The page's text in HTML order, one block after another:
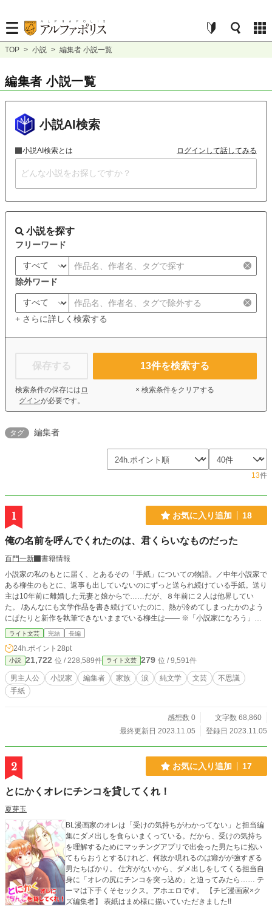
TOP > 小説 > 編集者 小説一覧
編集者 小説一覧
小説AI検索
小説AI検索とは ログインして話してみる
小説を探す
フリーワード
除外ワード
+ さらに詳しく検索する
保存する
検索条件の保存には ロ
グインが必要です。
13件を検索する
× 検索条件をクリアする
タグ 編集者
13件
1 お気に入り追加 18
俺の名前を呼んでくれたのは、君くらいなものだった
百門一新
書籍情報
小説家の私のもとに届く、とあるその「手紙」についての物語。／中年小説家で
ある柳生のもとに、返事も出していないのにずっと送られ続けている手紙。送り
主は10年前に離婚した元妻と娘からで……だが、８年前に２人は他界してい
た。 /あんなにも文学作品を書き続けていたのに、熱が冷めてしまったかのよう
にぱたりと新作を執筆できないままでいる柳生は―― ※「小説家になろう」
「カクヨム」等にも掲載しています。
ライト文芸 完結 長編
24h.ポイント 28pt
小説 21,722 位 / 228,589件 ライト文芸 279 位 / 9,591件
男主人公 小説家 編集者 家族 涙 純文学 文芸
不思議
手紙
感想数 0
文字数 68,860
最終更新日 2023.11.05
登録日 2023.11.05
2 お気に入り追加 17
とにかくオレにチンコを貸してくれ！
夏芽玉
BL漫画家のオレは「受けの気持ちがわかってない」と担当編
集にダメ出しを食らいまくっている。だから、受けの気持ち
を理解するためにマッチングアプリで出会った男たちに抱い
てもらおうとするけれど、何故か現れるのは癖がが強すぎる
男たちばかり。 仕方がないから、ダメ出しをしてくる担当自
身に「オレの尻にチンコを突っ込め」と迫ってみたら…… テ
ーマは下手くそセックス。アホエロです。 【チビ漫画家×ク
ズ編集者】 表紙はまめ様に描いていただきました!!